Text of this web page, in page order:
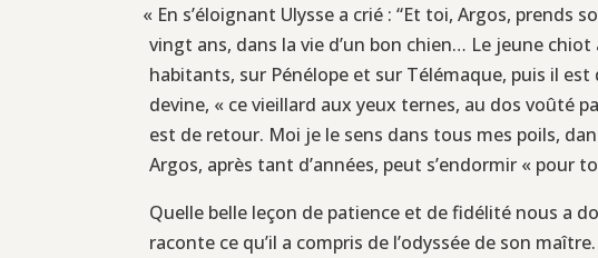
« En s’éloignant Ulysse a crié : “Et toi, Argos, prends
vingt ans, dans la vie d’un bon chien… Le jeune
habitants, sur Pénélope et sur Télémaque, puis il
devine, « ce vieillard aux yeux ternes, au dos voûté
est de retour. Moi je le sens dans tous mes poils,
Argos, après tant d’années, peut s’endormir « pour
Quelle belle leçon de patience et de fidélité nous a
raconte ce qu’il a compris de l’odyssée de son